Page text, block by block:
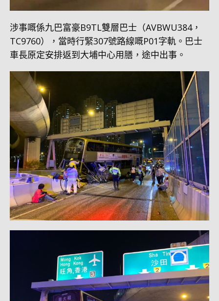
涉事嘅係九巴富豪B9TL雙層巴士（AVBWU384，
TC9760），當時行緊307號路線嘅P01字軌。巴士
車長原定安排返到大埔中心用膳，途中出事。